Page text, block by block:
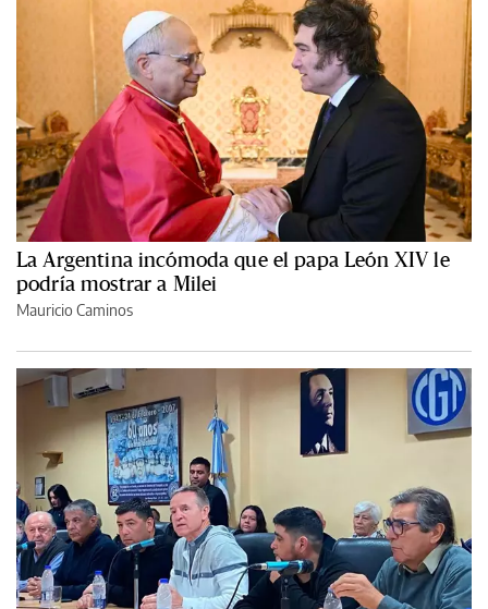
La Argentina incómoda que el papa León XIV le
podría mostrar a Milei
Mauricio Caminos